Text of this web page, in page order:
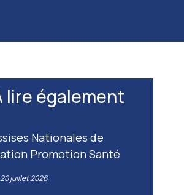
lire également
Nationales de
Promotion Santé
20 juillet 2026